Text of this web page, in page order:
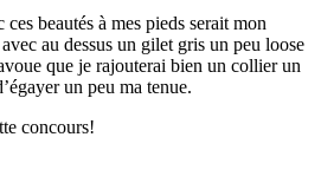
beautés à mes pieds serait mon
au dessus un gilet gris un peu loose
que je rajouterai bien un collier un
un peu ma tenue.
concours!